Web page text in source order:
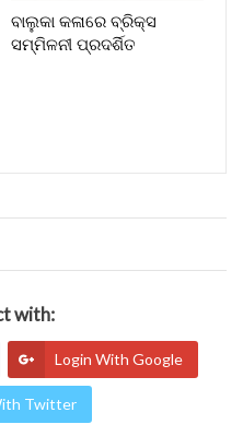
ବାଲୁକା କଳାରେ ବ୍ରିକ୍ସ
ସମ୍ମିଳନୀ ପ୍ରଦର୍ଶିତ
with:
Login With Google
Twitter